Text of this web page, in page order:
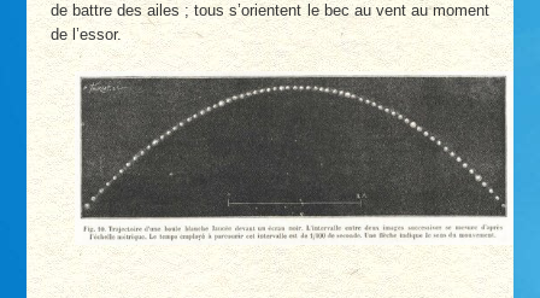
de battre des ailes ; tous s’orientent le bec au vent au moment
de l’essor.